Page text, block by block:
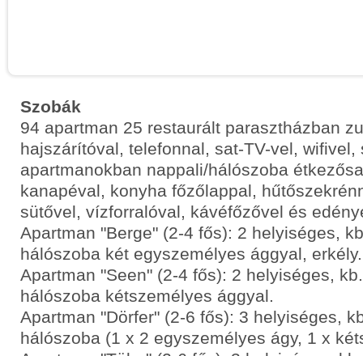
Szobák
94 apartman 25 restaurált parasztházban
hajszárítóval, telefonnal, sat-TV-vel, wifivel,
apartmanokban nappali/hálószoba
kanapéval, konyha főzőlappal,
sütővel, vízforralóval, kávéfőzővel és
Apartman "Berge" (2-4 fős): 2 helyiséges,
hálószoba két egyszemélyes ággyal, erkély.
Apartman "Seen" (2-4 fős): 2 helyiséges,
hálószoba kétszemélyes ággyal.
Apartman "Dörfer" (2-6 fős): 3 helyiséges,
hálószoba (1 x 2 egyszemélyes ágy, 1 x